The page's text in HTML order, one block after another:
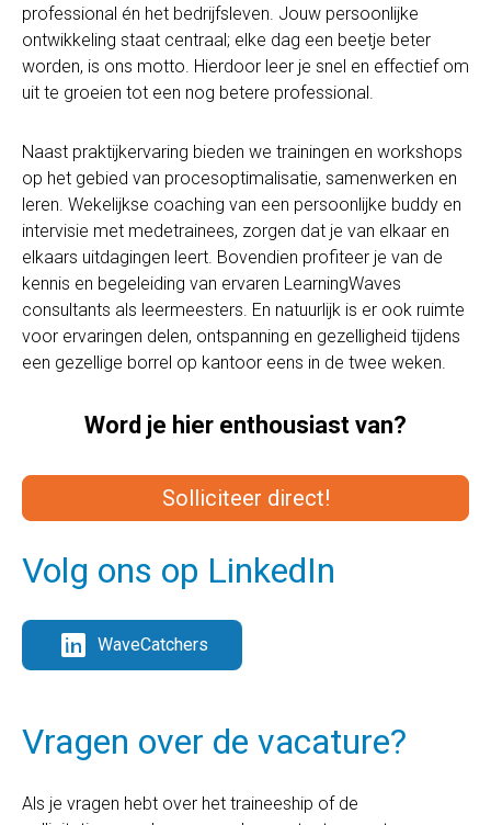
professional én het bedrijfsleven. Jouw persoonlijke
ontwikkeling staat centraal; elke dag een beetje beter
worden, is ons motto. Hierdoor leer je snel en effectief om
uit te groeien tot een nog betere professional.
Naast praktijkervaring bieden we trainingen en workshops
op het gebied van procesoptimalisatie, samenwerken en
leren. Wekelijkse coaching van een persoonlijke buddy en
intervisie met medetrainees, zorgen dat je van elkaar en
elkaars uitdagingen leert. Bovendien profiteer je van de
kennis en begeleiding van ervaren LearningWaves
consultants als leermeesters. En natuurlijk is er ook ruimte
voor ervaringen delen, ontspanning en gezelligheid tijdens
een gezellige borrel op kantoor eens in de twee weken.
Word je hier enthousiast van?
Solliciteer direct!
Volg ons op LinkedIn
WaveCatchers
Vragen over de vacature?
Als je vragen hebt over het traineeship of de